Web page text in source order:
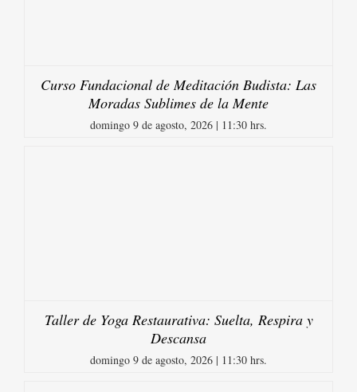
Curso Fundacional de Meditación Budista: Las
Moradas Sublimes de la Mente
domingo 9 de agosto, 2026 | 11:30 hrs.
Taller de Yoga Restaurativa: Suelta, Respira y
Descansa
domingo 9 de agosto, 2026 | 11:30 hrs.